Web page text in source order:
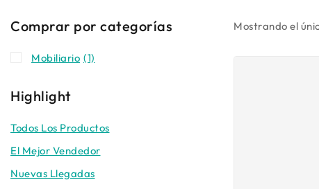
Mostrando el
Comprar por categorías
Mobiliario (1)
Highlight
Todos Los Productos
El Mejor Vendedor
Nuevas Llegadas